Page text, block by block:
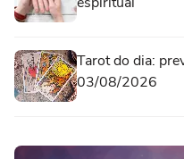
Tarot do dia:
03/08/2026